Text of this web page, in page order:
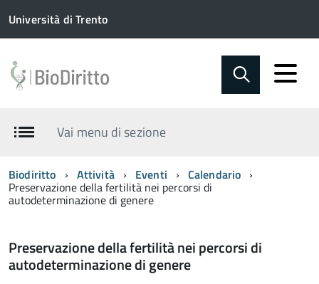
Università di Trento
Vai menu di sezione
Biodiritto Attività Eventi Calendario
Preservazione della fertilità nei percorsi di
autodeterminazione di genere
Preservazione della fertilità nei percorsi di
autodeterminazione di genere